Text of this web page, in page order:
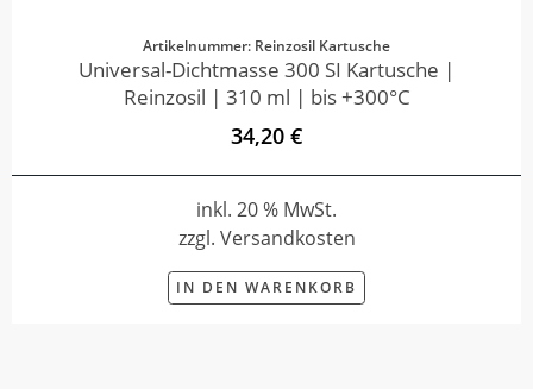
Artikelnummer: Reinzosil Kartusche
Universal-Dichtmasse 300 SI Kartusche |
Reinzosil | 310 ml | bis +300°C
34,20 €
inkl. 20 % MwSt.
zzgl. Versandkosten
IN DEN WARENKORB